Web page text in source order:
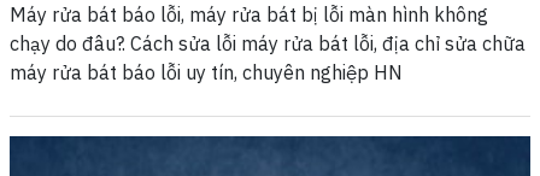
Máy rửa bát báo lỗi, máy rửa bát bị lỗi màn hình không
chạy do đâu?. Cách sửa lỗi máy rửa bát lỗi, địa chỉ sửa chữa
máy rửa bát báo lỗi uy tín, chuyên nghiệp HN